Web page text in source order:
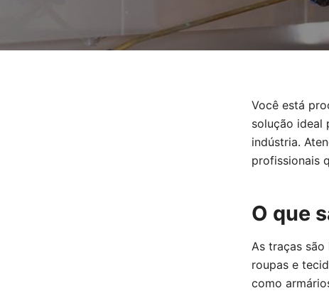
Você está
solução ideal
indústria.
profissionais
O que
As traças
roupas e
como